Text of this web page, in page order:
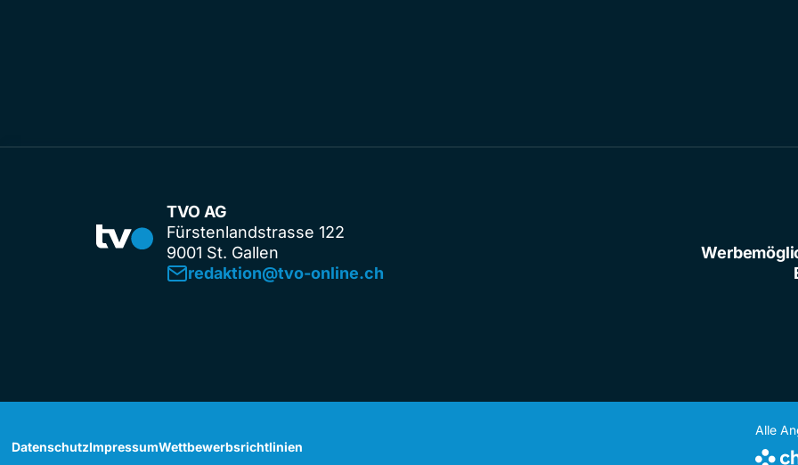
TVO AG
Fürstenlandstrasse 122
9001 St. Gallen
redaktion@tvo-online.ch
DatenschutzImpressumWettbewerbsrichtlinien
Alle